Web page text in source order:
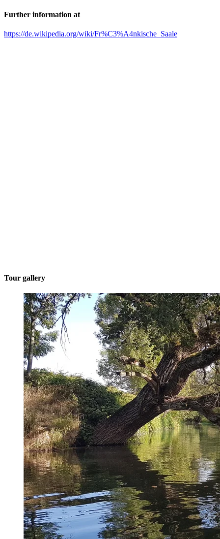
Further information at
https://de.wikipedia.org/wiki/Fr%C3%A4nkische_Saale
Tour gallery